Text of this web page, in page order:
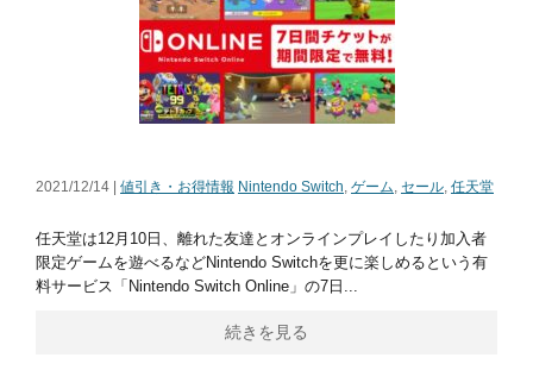
2021/12/14 | 値引き・お得情報 Nintendo Switch, ゲーム, セール, 任天堂
任天堂は12月10日、離れた友達とオンラインプレイしたり加入者
限定ゲームを遊べるなどNintendo Switchを更に楽しめるという有
料サービス「Nintendo Switch Online」の7日...
続きを見る